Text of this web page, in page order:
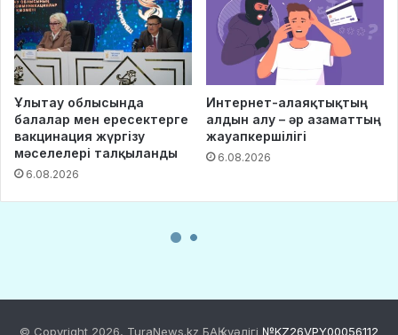
© Copyright 2026, TuraNews.kz БАҚ куәлігі №KZ26VPY00056112